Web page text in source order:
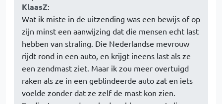
KlaasZ:
Wat ik miste in de uitzending was een bewijs of op
zijn minst een aanwijzing dat die mensen echt last
hebben van straling. Die Nederlandse mevrouw
rijdt rond in een auto, en krijgt ineens last als ze
een zendmast ziet. Maar ik zou meer overtuigd
raken als ze in een geblindeerde auto zat en iets
voelde zonder dat ze zelf de mast kon zien.